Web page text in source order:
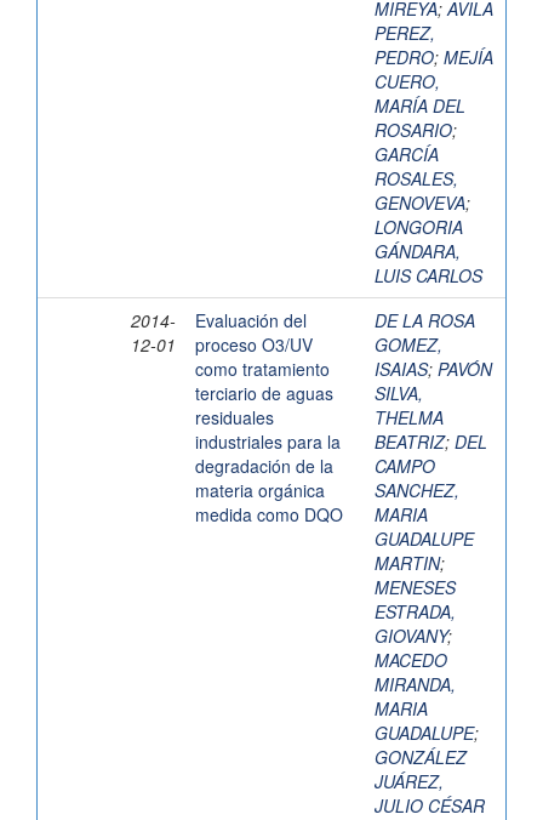
MIREYA;AVILA
PEREZ,
PEDRO; MEJÍA
CUERO,
MARÍA DEL
ROSARIO;
GARCÍA
ROSALES,
GENOVEVA;
LONGORIA
GÁNDARA,
LUIS CARLOS
2014-
12-01
Evaluación del
proceso O3/UV
como tratamiento
terciario de aguas
residuales
industriales para la
degradación de la
materia orgánica
medida como DQO
DE LA ROSA
GOMEZ,
ISAIAS; PAVÓN
SILVA,
THELMA
BEATRIZ; DEL
CAMPO
SANCHEZ,
MARIA
GUADALUPE
MARTIN;
MENESES
ESTRADA,
GIOVANY;
MACEDO
MIRANDA,
MARIA
GUADALUPE;
GONZÁLEZ
JUÁREZ,
JULIO CÉSAR